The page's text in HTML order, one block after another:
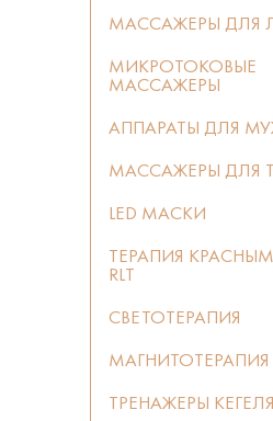
МАССАЖЕРЫ ДЛЯ
МИКРОТОКОВЫЕ
МАССАЖЕРЫ
АППАРАТЫ ДЛЯ
МАССАЖЕРЫ ДЛЯ
LED МАСКИ
ТЕРАПИЯ
RLT
СВЕТОТЕРАПИЯ
МАГНИТОТЕРАПИЯ
ТРЕНАЖЕРЫ КЕГЕЛЯ